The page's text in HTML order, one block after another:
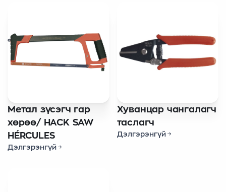
Метал зүсэгч гар
хөрөө/ HACK SAW
HÉRCULES
Дэлгэрэнгүй
Хуванцар чангалагч
таслагч
Дэлгэрэнгүй